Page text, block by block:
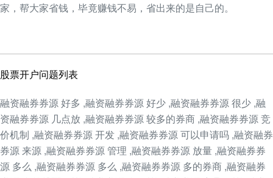
家，帮大家省钱，毕竟赚钱不易，省出来的是自己的。
股票开户问题列表
融资融券券源 好多 ,融资融券券源 好少 ,融资融券券源 很少 ,融
资融券券源 几点放 ,融资融券券源 较多的券商 ,融资融券券源 竞
价机制 ,融资融券券源 开发 ,融资融券券源 可以申请吗 ,融资融券
券源 来源 ,融资融券券源 管理 ,融资融券券源 放量 ,融资融券券
源 多么 ,融资融券券源 多么 ,融资融券券源 多的券商 ,融资融券